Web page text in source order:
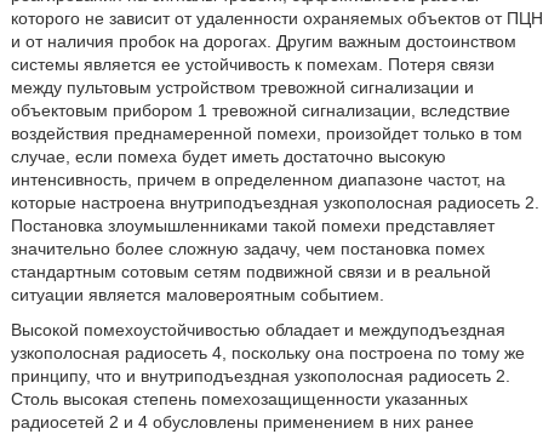
которого не зависит от удаленности охраняемых объектов от ПЦН
и от наличия пробок на дорогах. Другим важным достоинством
системы является ее устойчивость к помехам. Потеря связи
между пультовым устройством тревожной сигнализации и
объектовым прибором 1 тревожной сигнализации, вследствие
воздействия преднамеренной помехи, произойдет только в том
случае, если помеха будет иметь достаточно высокую
интенсивность, причем в определенном диапазоне частот, на
которые настроена внутриподъездная узкополосная радиосеть 2.
Постановка злоумышленниками такой помехи представляет
значительно более сложную задачу, чем постановка помех
стандартным сотовым сетям подвижной связи и в реальной
ситуации является маловероятным событием.
Высокой помехоустойчивостью обладает и междуподъездная
узкополосная радиосеть 4, поскольку она построена по тому же
принципу, что и внутриподъездная узкополосная радиосеть 2.
Столь высокая степень помехозащищенности указанных
радиосетей 2 и 4 обусловлены применением в них ранее